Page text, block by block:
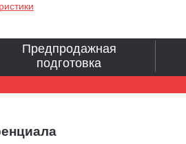
Предпродажная
подготовка